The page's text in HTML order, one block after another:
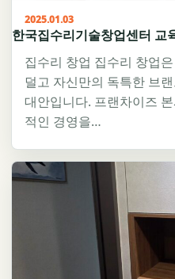
2025.01.03
한국집수리기술창업센터 교
집수리 창업 집수리 창업
덜고 자신만의 독특한 브
대안입니다. 프랜차이즈
적인 경영을…